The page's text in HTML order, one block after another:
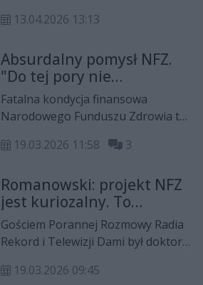
Sobierańskiej-Grendy. - Większość
podczas poniedziałkowej
konferencji prasowej poseł PiS,
Marek Suski.
13.04.2026 13:13
Absurdalny pomysł NFZ.
"Do tej pory nie
dostaliśmy pieniędzy za
trzeci kwartał ubiegłego
Fatalna kondycja finansowa
Narodowego Funduszu Zdrowia to
co skutkuje gorączkowym
załatanie dziury. Fundusz
przedstawił propozycję zmian w
finansowaniu części świadczeń
diagnostycznych. W skrócie - chce
płacić 40 procent za nadwykonania
i rozliczać je dopiero po
19.03.2026 11:58 3
Romanowski: projekt NFZ
jest kuriozalny. To
przerzucenie kosztów na
świadczeniodawców i
Gościem Porannej Rozmowy Radia
Rekord i Telewizji Dami był doktor
właściciel przychodni
19.03.2026 09:45